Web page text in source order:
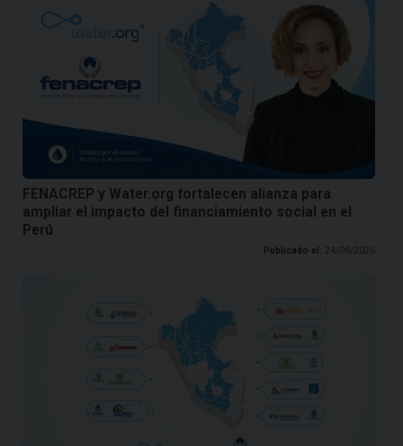
FENACREP y Water.org fortalecen alianza para
ampliar el impacto del financiamiento social en el
Perú
Publicado el: 24/06/2026